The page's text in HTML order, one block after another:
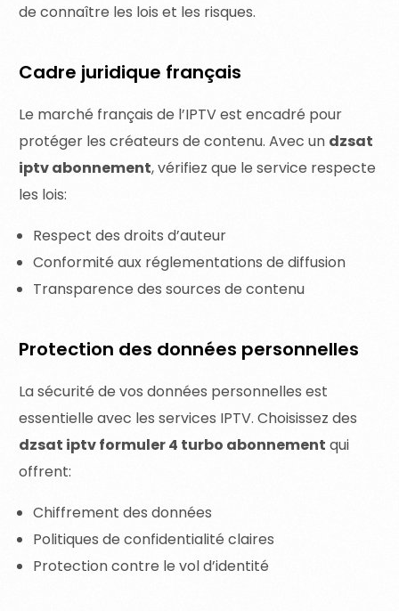
de connaître les lois et les risques.
Cadre juridique français
Le marché français de l’IPTV est encadré pour
protéger les créateurs de contenu. Avec un dzsat
iptv abonnement, vérifiez que le service respecte
les lois:
Respect des droits d’auteur
Conformité aux réglementations de diffusion
Transparence des sources de contenu
Protection des données personnelles
La sécurité de vos données personnelles est
essentielle avec les services IPTV. Choisissez des
dzsat iptv formuler 4 turbo abonnement qui
offrent:
Chiffrement des données
Politiques de confidentialité claires
Protection contre le vol d’identité